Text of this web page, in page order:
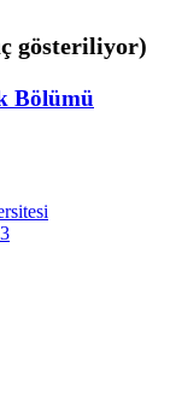
gösteriliyor)
Bölümü